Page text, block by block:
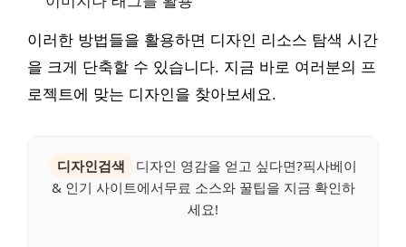
이러한 방법들을 활용하면 디자인 리소스 탐색 시간
을 크게 단축할 수 있습니다. 지금 바로 여러분의 프
로젝트에 맞는 디자인을 찾아보세요.
디자인검색
디자인 영감을 얻고 싶다면?픽사베이
& 인기 사이트에서무료 소스와 꿀팁을 지금 확인하
세요!